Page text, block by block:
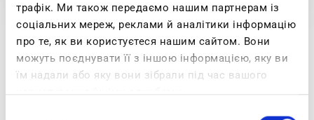
трафік. Ми також передаємо нашим партнерам із
соціальних мереж, реклами й аналітики інформацію
про те, як ви користуєтеся нашим сайтом. Вони
можуть поєднувати її з іншою інформацією, яку ви
їм надали або яку вони зібрали під час вашого
Spedizione e Resi